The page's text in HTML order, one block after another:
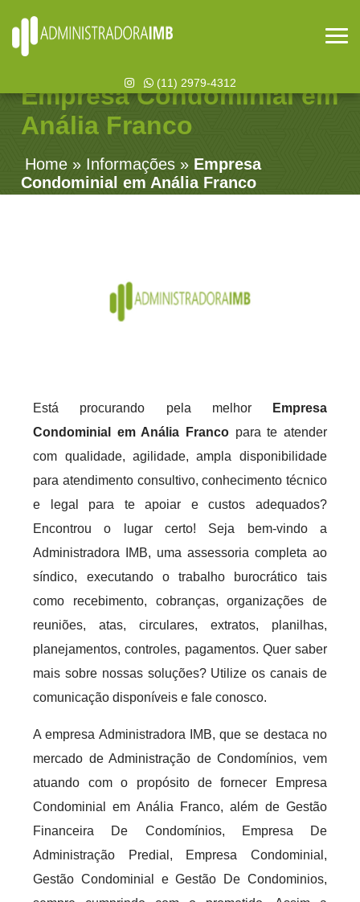
(11) 2979-4312
Empresa Condominial em
Anália Franco
Home » Informações » Empresa
Condominial em Anália Franco
Está procurando pela melhor
Empresa
Condominial em Anália Franco para te atender
com qualidade, agilidade, ampla disponibilidade
para atendimento consultivo, conhecimento técnico
e legal para te apoiar e custos adequados?
Encontrou o lugar certo! Seja bem-vindo a
Administradora IMB, uma assessoria completa ao
síndico, executando o trabalho burocrático tais
como recebimento, cobranças, organizações de
reuniões, atas, circulares, extratos, planilhas,
planejamentos, controles, pagamentos. Quer saber
mais sobre nossas soluções? Utilize os canais de
comunicação disponíveis e fale conosco.
A empresa Administradora IMB, que se destaca no
mercado de Administração de Condomínios, vem
atuando com o propósito de fornecer Empresa
Condominial em Anália Franco, além de Gestão
Financeira De Condomínios, Empresa De
Administração Predial, Empresa Condominial,
Gestão Condominial e Gestão De Condominios,